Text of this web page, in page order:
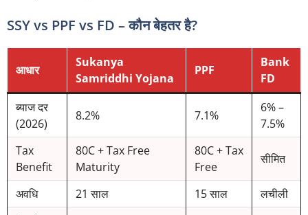
SSY vs PPF vs FD – कौन बेहतर है?
आधार
Sukanya
Samriddhi Yojana
PPF
Bank
FD
ब्याज दर
(2026)
8.2% 7.1%
6% –
7.5%
Tax
Benefit
80C + Tax Free
Maturity
80C + Tax
Free
सीमित
अवधि 21 साल 15 साल
लचीली